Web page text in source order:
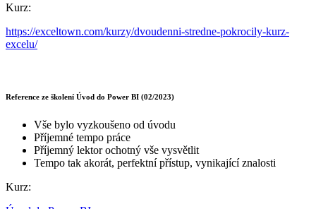
Kurz:
https://exceltown.com/kurzy/dvoudenni-stredne-pokrocily-kurz-
excelu/
Reference ze školení Úvod do Power BI (02/2023)
Vše bylo vyzkoušeno od úvodu
Příjemné tempo práce
Příjemný lektor ochotný vše vysvětlit
Tempo tak akorát, perfektní přístup, vynikající znalosti
Kurz: